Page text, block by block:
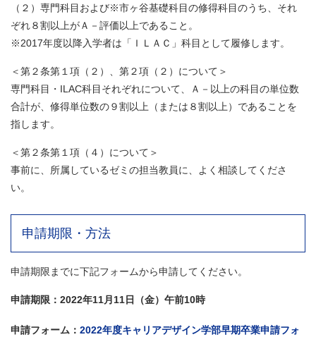
（２）専門科目および※市ヶ谷基礎科目の修得科目のうち、それ
ぞれ８割以上がＡ－評価以上であること。
※2017年度以降入学者は「ＩＬＡＣ」科目として履修します。
＜第２条第１項（２）、第２項（２）について＞
専門科目・ILAC科目それぞれについて、Ａ－以上の科目の単位数
合計が、修得単位数の９割以上（または８割以上）であることを
指します。
＜第２条第１項（４）について＞
事前に、所属しているゼミの担当教員に、よく相談してくださ
い。
申請期限・方法
申請期限までに下記フォームから申請してください。
申請期限：2022年11月11日（金）午前10時
申請フォーム： 2022年度キャリアデザイン学部早期卒業申請フォ